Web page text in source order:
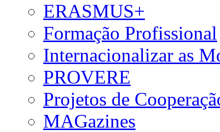
ERASMUS+
Formação Profissional
Internacionalizar as
PROVERE
Projetos de
MAGazines